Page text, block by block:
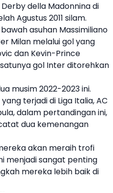
della Madonnina di
Agustus 2011 silam.
asuhan Massimiliano
Milan melalui gol yang
dan Kevin-Prince
gol Inter ditorehkan
musim 2022-2023 ini.
terjadi di Liga Italia, AC
dalam pertandingan ini,
dua kemenangan
akan meraih trofi
menjadi sangat penting
mereka lebih baik di